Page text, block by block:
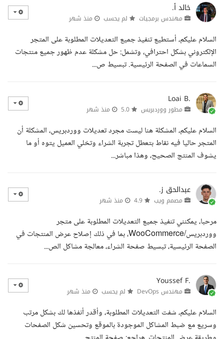
خالد أ.
مهندس برمجيات لم يحسب منذ شهر
السلام عليكم، أستطيع تنفيذ جميع التعديلات المطلوبة على المتجر
الإلكتروني بشكل احترافي، وتشمل: حل مشكلة عدم ظهور جميع منتجات
السماعات في الصفحة الرئيسية. تبسيط ص...
Loai B.
مطور ووردبريس منذ شهر
السلام عليكم، المشكلة هنا ليست مجرد تعديلات ووردبريس، المشكلة أن
المتجر حاليا فيه نقاط بتعطل تجربة الشراء وتخلي العميل يتوه أو ما
يشوف المنتج الصحيح، وهذا مباشر...
عبدالحق ز.
مصمم ويب منذ شهر
مرحبا، يمكنني تنفيذ جميع التعديلات المطلوبة على متجر
ووردبريس/WooCommerce، بما في ذلك إصلاح عرض المنتجات في
الصفحة الرئيسية، تبسيط صفحة الشراء، معالجة مشاكل الص...
Youssef F.
مهندس DevOps لم يحسب منذ شهر
السلام عليكم، شفت التعديلات المطلوبة، وأقدر أنفذها لك بشكل مرتب
وسريع مع ضبط المشاكل الموجودة بالموقع وتحسين شكل الصفحات